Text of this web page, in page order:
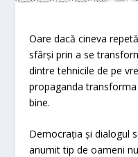
Oare dacă cineva
sfârși prin a se
dintre tehnicile de pe
propaganda
bine.
Democrația și dialogul
anumit tip de oameni